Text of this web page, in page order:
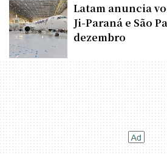
Latam anuncia
Ji-Paraná e São
dezembro